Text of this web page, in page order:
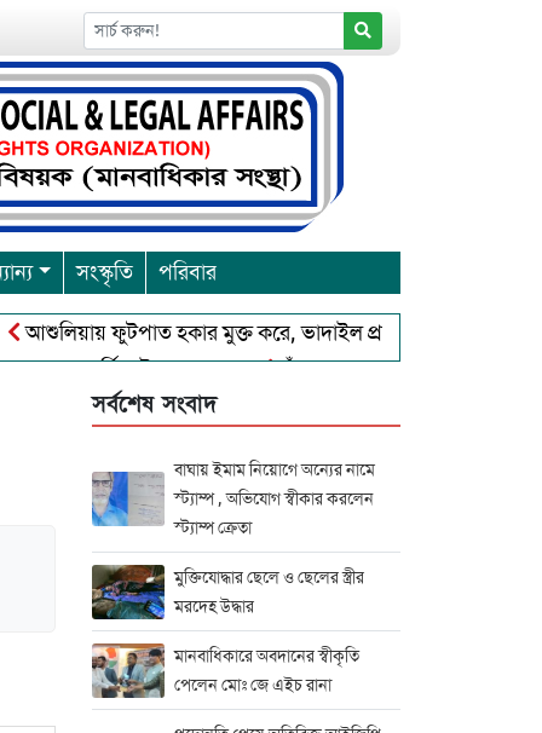
সংস্কৃতি পরিবার
ফুটপাত হকার মুক্ত করে, ভাদাইল প্রাইমারি ফ্রেন্ডস ক্লাব এর উদ্যোগে
পূর্নিমা উৎসব শুরু চাঁদপুরে বাংলাদেশ আহলে সুন্নাত ওয়াল
সর্বশেষ সংবাদ
বাঘায় ইমাম নিয়োগে অন্যের নামে
স্ট্যাম্প , অভিযোগ স্বীকার করলেন
স্ট্যাম্প ক্রেতা
মুক্তিযোদ্ধার ছেলে ও ছেলের স্ত্রীর
মরদেহ উদ্ধার
মানবাধিকারে অবদানের স্বীকৃতি
পেলেন মোঃ জে এইচ রানা